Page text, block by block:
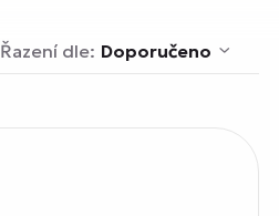
Řazení dle: Doporučeno